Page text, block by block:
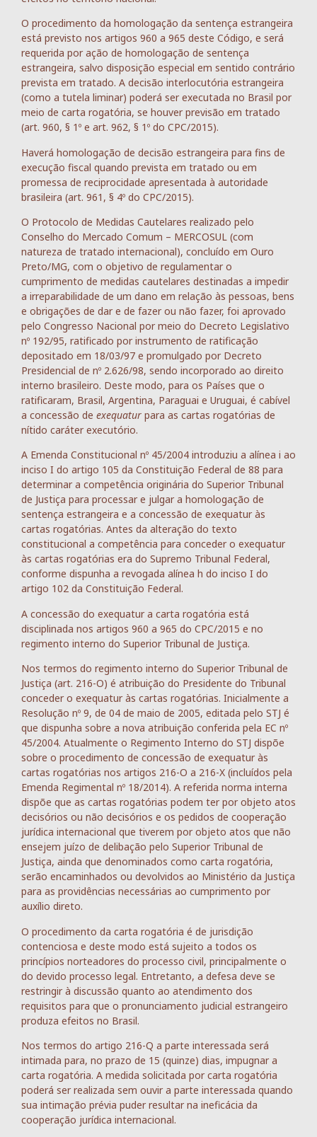
O procedimento da homologação da sentença estrangeira
está previsto nos artigos 960 a 965 deste Código, e será
requerida por ação de homologação de sentença
estrangeira, salvo disposição especial em sentido contrário
prevista em tratado. A decisão interlocutória estrangeira
(como a tutela liminar) poderá ser executada no Brasil por
meio de carta rogatória, se houver previsão em tratado
(art. 960, § 1º e art. 962, § 1º do CPC/2015).
Haverá homologação de decisão estrangeira para fins de
execução fiscal quando prevista em tratado ou em
promessa de reciprocidade apresentada à autoridade
brasileira (art. 961, § 4º do CPC/2015).
O Protocolo de Medidas Cautelares realizado pelo
Conselho do Mercado Comum – MERCOSUL (com
natureza de tratado internacional), concluído em Ouro
Preto/MG, com o objetivo de regulamentar o
cumprimento de medidas cautelares destinadas a impedir
a irreparabilidade de um dano em relação às pessoas, bens
e obrigações de dar e de fazer ou não fazer, foi aprovado
pelo Congresso Nacional por meio do Decreto Legislativo
nº 192/95, ratificado por instrumento de ratificação
depositado em 18/03/97 e promulgado por Decreto
Presidencial de nº 2.626/98, sendo incorporado ao direito
interno brasileiro. Deste modo, para os Países que o
ratificaram, Brasil, Argentina, Paraguai e Uruguai, é cabível
a concessão de exequatur para as cartas rogatórias de
nítido caráter executório.
A Emenda Constitucional nº 45/2004 introduziu a alínea i ao
inciso I do artigo 105 da Constituição Federal de 88 para
determinar a competência originária do Superior Tribunal
de Justiça para processar e julgar a homologação de
sentença estrangeira e a concessão de exequatur às
cartas rogatórias. Antes da alteração do texto
constitucional a competência para conceder o exequatur
às cartas rogatórias era do Supremo Tribunal Federal,
conforme dispunha a revogada alínea h do inciso I do
artigo 102 da Constituição Federal.
A concessão do exequatur a carta rogatória está
disciplinada nos artigos 960 a 965 do CPC/2015 e no
regimento interno do Superior Tribunal de Justiça.
Nos termos do regimento interno do Superior Tribunal de
Justiça (art. 216-O) é atribuição do Presidente do Tribunal
conceder o exequatur às cartas rogatórias. Inicialmente a
Resolução nº 9, de 04 de maio de 2005, editada pelo STJ é
que dispunha sobre a nova atribuição conferida pela EC nº
45/2004. Atualmente o Regimento Interno do STJ dispõe
sobre o procedimento de concessão de exequatur às
cartas rogatórias nos artigos 216-O a 216-X (incluídos pela
Emenda Regimental nº 18/2014). A referida norma interna
dispõe que as cartas rogatórias podem ter por objeto atos
decisórios ou não decisórios e os pedidos de cooperação
jurídica internacional que tiverem por objeto atos que não
ensejem juízo de delibação pelo Superior Tribunal de
Justiça, ainda que denominados como carta rogatória,
serão encaminhados ou devolvidos ao Ministério da Justiça
para as providências necessárias ao cumprimento por
auxílio direto.
O procedimento da carta rogatória é de jurisdição
contenciosa e deste modo está sujeito a todos os
princípios norteadores do processo civil, principalmente o
do devido processo legal. Entretanto, a defesa deve se
restringir à discussão quanto ao atendimento dos
requisitos para que o pronunciamento judicial estrangeiro
produza efeitos no Brasil.
Nos termos do artigo 216-Q a parte interessada será
intimada para, no prazo de 15 (quinze) dias, impugnar a
carta rogatória. A medida solicitada por carta rogatória
poderá ser realizada sem ouvir a parte interessada quando
sua intimação prévia puder resultar na ineficácia da
cooperação jurídica internacional.